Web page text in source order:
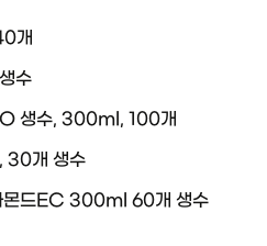
개
수
생수, 300ml, 100개
30개 생수
몬드EC 300ml 60개 생수